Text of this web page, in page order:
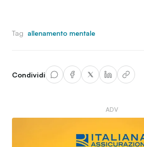
Tag allenamento mentale
Condividi
ADV